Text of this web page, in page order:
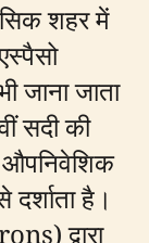
शहर में
जाना जाता
सदी की
औपनिवेशिक
है।
द्वारा